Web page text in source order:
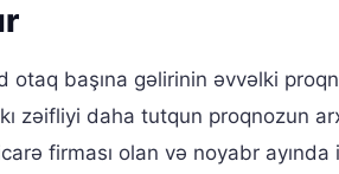
başına gəlirinin əvvəlki
zəifliyi daha tutqun proqnozun
firması olan və noyabr ayında